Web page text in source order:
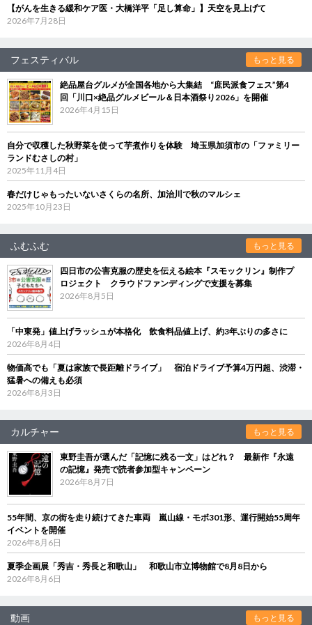
【がんを生きる緩和ケア医・大橋洋平「足し算命」】天空を見上げて
2026年7月28日
フェスティバル もっと見る
絶品屋台グルメが全国各地から大集結 “庶民派食フェス”第4
回「川口×絶品グルメビール＆日本酒祭り2026」を開催
2026年4月15日
自分で収穫した秋野菜を使って芋煮作りを体験 埼玉県加須市の「ファミリー
ランドむさしの村」
2025年11月4日
春だけじゃもったいないさくらの名所、加治川で秋のマルシェ
2025年10月23日
ふむふむ もっと見る
四日市の公害克服の歴史を伝える絵本『スモックリン』制作プ
ロジェクト クラウドファンディングで支援を募集
2026年8月5日
「中東発」値上げラッシュが本格化 飲食料品値上げ、約3年ぶりの多さに
2026年8月4日
物価高でも「夏は家族で長距離ドライブ」 宿泊ドライブ予算4万円超、渋滞・
猛暑への備えも必須
2026年8月3日
カルチャー もっと見る
東野圭吾が選んだ「記憶に残る一文」はどれ？ 最新作『永遠
の記憶』発売で読者参加型キャンペーン
2026年8月7日
55年間、京の街を走り続けてきた車両 嵐山線・モボ301形、運行開始55周年
イベントを開催
2026年8月6日
夏季企画展「秀吉・秀長と和歌山」 和歌山市立博物館で8月8日から
2026年8月6日
動画 もっと見る